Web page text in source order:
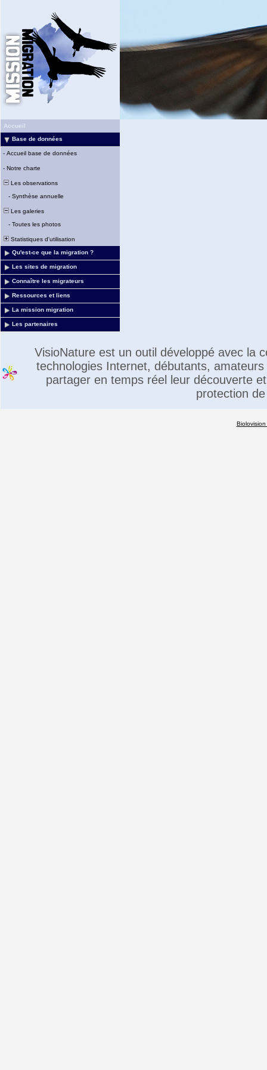
Accueil
Base de données
- Accueil base de données
- Notre charte
Les observations
- Synthèse annuelle
Les galeries
- Toutes les photos
Statistiques d'utilisation
Qu'est-ce que la migration ?
Les sites de migration
Connaître les migrateurs
Ressources et liens
La mission migration
Les partenaires
VisioNature est un outil développé avec la
technologies Internet, débutants,
partager en temps réel leur découverte
protection
Biolovision